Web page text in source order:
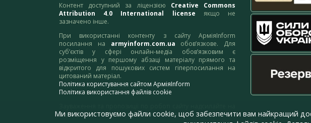
Контент доступний за ліцензією Creative Commons
Attribution 4.0 International license якщо не
зазначено інше.
При використанні контенту з сайту АрміяInform
посилання на armyinform.com.ua обов’язкове. Для
суб’єктів у сфері онлайн-медіа обов’язковим є
розміщення у першому абзаці матеріалу прямого та
відкритого для пошукових систем гіперпосилання на
цитований матеріал.
Політика користування сайтом АрміяInform
Політика використання файлів cookie
адресу:webmaster@armyinform.com.ua
Ми використовуємо файли cookie, щоб забезпечити вам найкращий